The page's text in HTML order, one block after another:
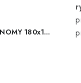
Kovový regál ECONOMY 180x120x60 5 polic - pozinkovaný